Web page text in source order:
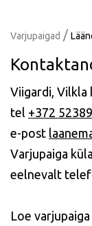
Varjupaigad /
Viigardi, Vilkla
tel +372
e-post
Varjupaiga
eelnevalt
Loe